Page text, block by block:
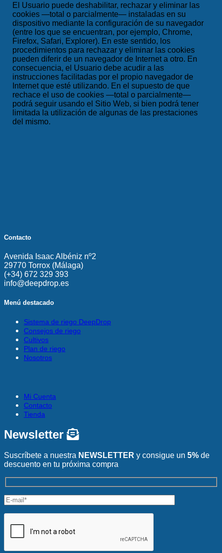
El Usuario puede deshabilitar, rechazar y eliminar las
cookies —total o parcialmente— instaladas en su
dispositivo mediante la configuración de su navegador
(entre los que se encuentran, por ejemplo, Chrome,
Firefox, Safari, Explorer). En este sentido, los
procedimientos para rechazar y eliminar las cookies
pueden diferir de un navegador de Internet a otro. En
consecuencia, el Usuario debe acudir a las
instrucciones facilitadas por el propio navegador de
Internet que esté utilizando. En el supuesto de que
rechace el uso de cookies —total o parcialmente—
podrá seguir usando el Sitio Web, si bien podrá tener
limitada la utilización de algunas de las prestaciones
del mismo.
Contacto
Avenida Isaac Albéniz nº2
29770 Torrox (Málaga)
(+34) 672 329 393
info@deepdrop.es
Menú destacado
Sistema de riego DeepDrop
Consejos de riego
Cultivos
Plan de riego
Nosotros
Mi Cuenta
Contacto
Tienda
Newsletter
Suscríbete a nuestra NEWSLETTER y consigue un 5% de
descuento en tu próxima compra